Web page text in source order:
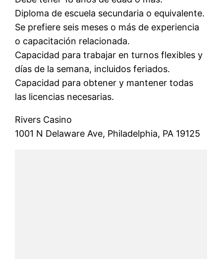
Diploma de escuela secundaria o equivalente.
Se prefiere seis meses o más de experiencia
o capacitación relacionada.
Capacidad para trabajar en turnos flexibles y
días de la semana, incluidos feriados.
Capacidad para obtener y mantener todas
las licencias necesarias.
Rivers Casino
1001 N Delaware Ave, Philadelphia, PA 19125